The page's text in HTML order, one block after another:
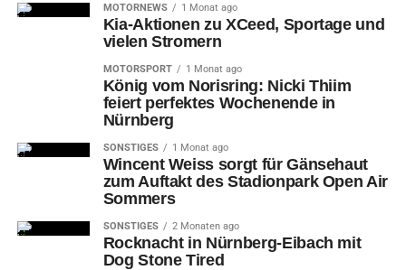
MOTORNEWS 1 Monat ago
Kia-Aktionen zu XCeed, Sportage und
vielen Stromern
MOTORSPORT 1 Monat ago
König vom Norisring: Nicki Thiim
feiert perfektes Wochenende in
Nürnberg
SONSTIGES 1 Monat ago
Wincent Weiss sorgt für Gänsehaut
zum Auftakt des Stadionpark Open Air
Sommers
SONSTIGES 2 Monaten ago
Rocknacht in Nürnberg-Eibach mit
Dog Stone Tired